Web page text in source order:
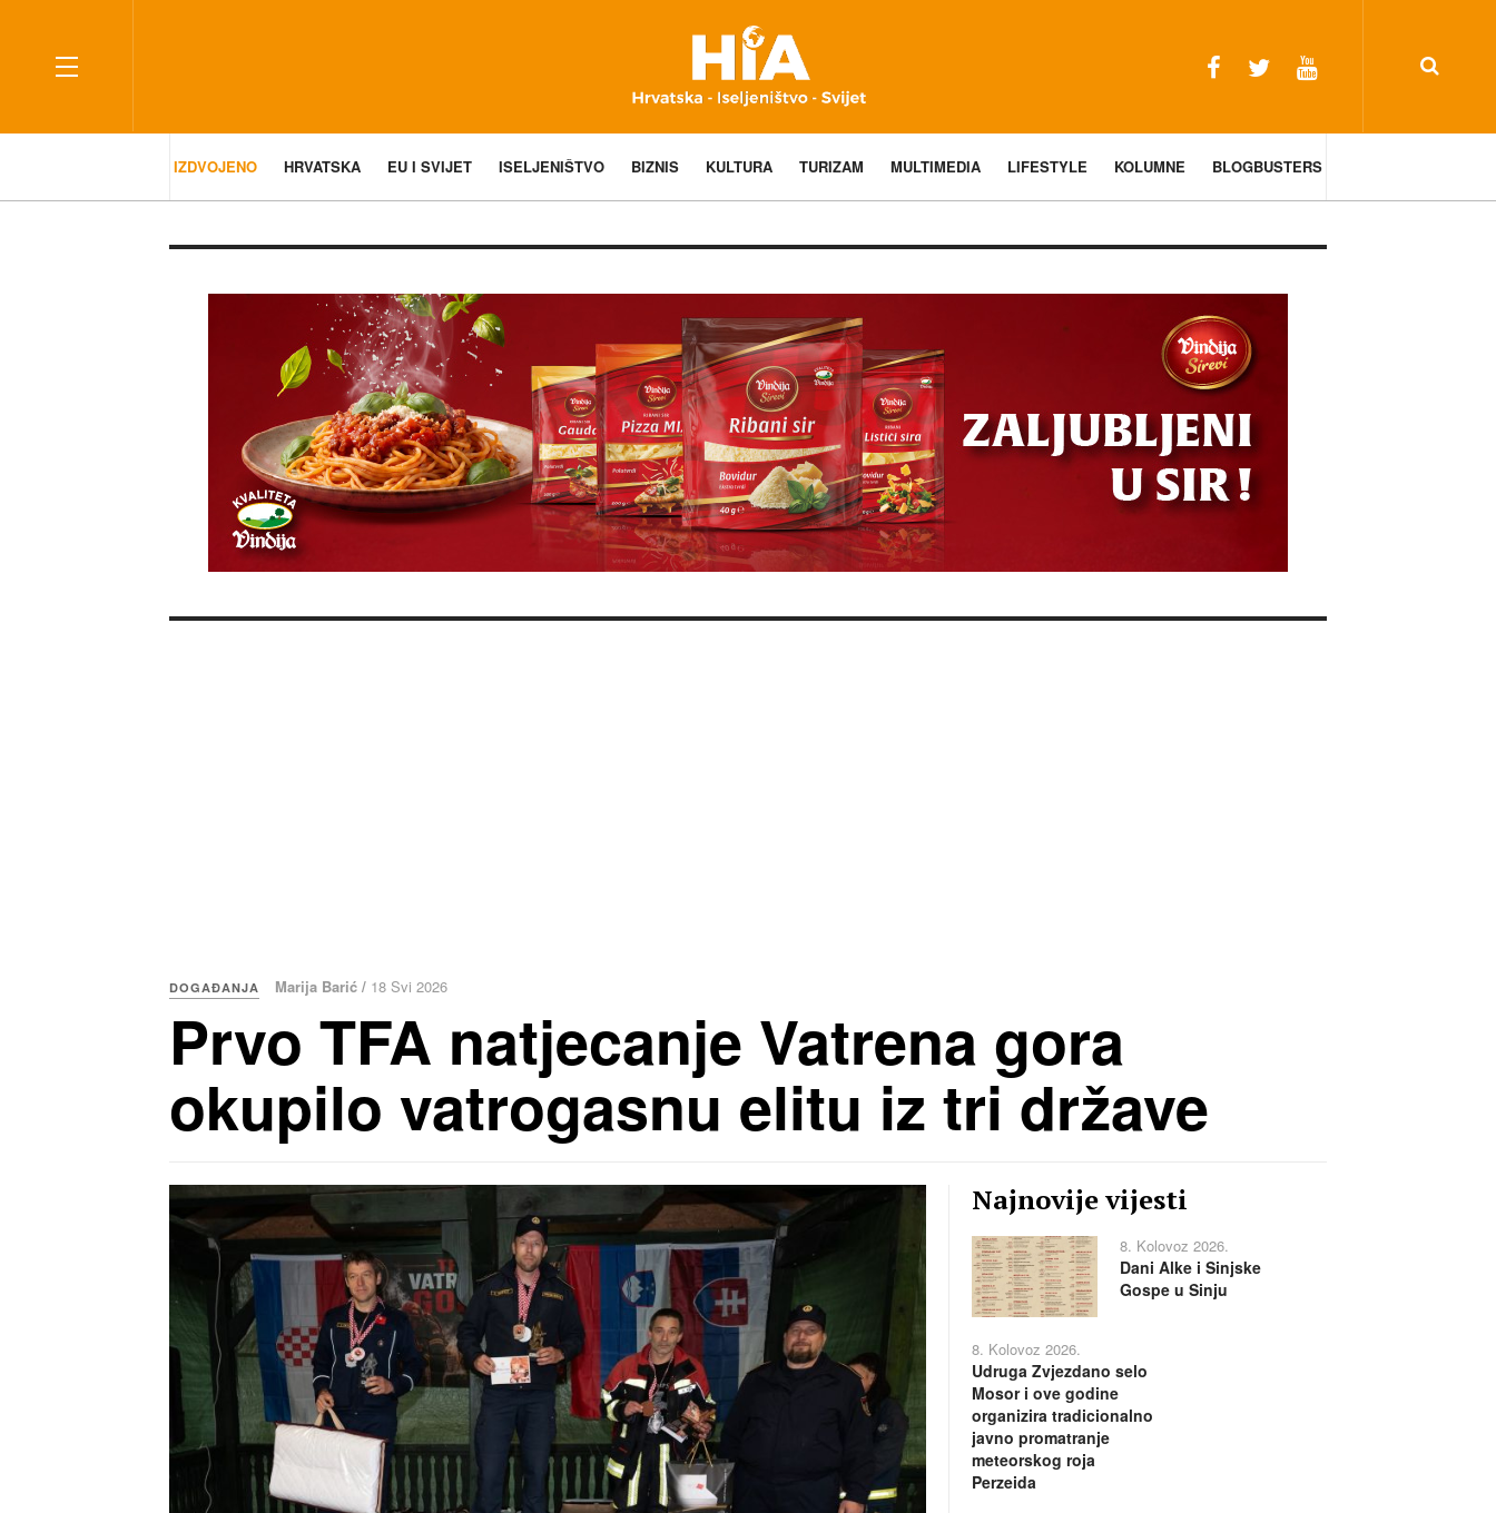
IZDVOJENO HRVATSKA EU I SVIJET ISELJENIŠTVO BIZNIS KULTURA TURIZAM MULTIMEDIA LIFESTYLE KOLUMNE BLOGBUSTERS
DOGAĐANJA Marija Barić / 18 Svi 2026
Prvo TFA natjecanje Vatrena gora
okupilo vatrogasnu elitu iz tri države
Najnovije vijesti
8. Kolovoz 2026.
Dani Alke i Sinjske
Gospe u Sinju
8. Kolovoz 2026.
Udruga Zvjezdano selo
Mosor i ove godine
organizira tradicionalno
javno promatranje
meteorskog roja
Perzeida